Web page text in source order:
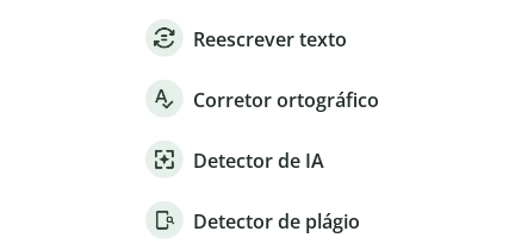
Reescrever texto
Corretor ortográfico
Detector de IA
Detector de plágio